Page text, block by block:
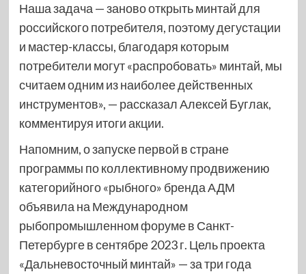
Наша задача — заново открыть минтай для
российского потребителя, поэтому дегустации
и мастер-классы, благодаря которым
потребители могут «распробовать» минтай, мы
считаем одним из наиболее действенных
инструментов», — рассказал Алексей Буглак,
комментируя итоги акции.
Напомним, о запуске первой в стране
программы по коллективному продвижению
категорийного «рыбного» бренда АДМ
объявила на Международном
рыбопромышленном форуме в Санкт-
Петербурге в сентябре 2023 г. Цель проекта
«Дальневосточный минтай» — за три года